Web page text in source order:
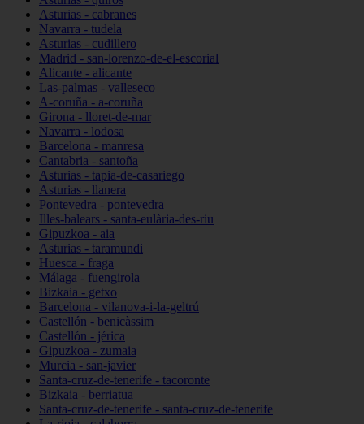
Asturias - cabranes
Navarra - tudela
Asturias - cudillero
Madrid - san-lorenzo-de-el-escorial
Alicante - alicante
Las-palmas - valleseco
A-coruña - a-coruña
Girona - lloret-de-mar
Navarra - lodosa
Barcelona - manresa
Cantabria - santoña
Asturias - tapia-de-casariego
Asturias - llanera
Pontevedra - pontevedra
Illes-balears - santa-eulària-des-riu
Gipuzkoa - aia
Asturias - taramundi
Huesca - fraga
Málaga - fuengirola
Bizkaia - getxo
Barcelona - vilanova-i-la-geltrú
Castellón - benicàssim
Castellón - jérica
Gipuzkoa - zumaia
Murcia - san-javier
Santa-cruz-de-tenerife - tacoronte
Bizkaia - berriatua
Santa-cruz-de-tenerife - santa-cruz-de-tenerife